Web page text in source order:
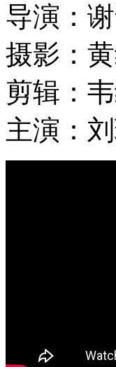
导演：
摄影：
剪辑：
主演：